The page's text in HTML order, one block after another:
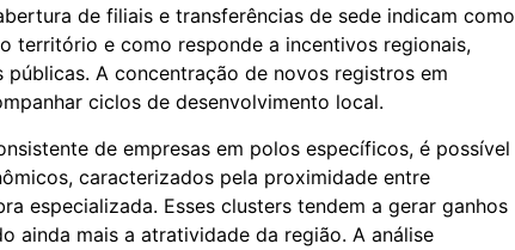
de filiais e transferências de sede indicam como
território e como responde a incentivos regionais,
A concentração de novos registros em
ciclos de desenvolvimento local.
de empresas em polos específicos, é possível
caracterizados pela proximidade entre
especializada. Esses clusters tendem a gerar ganhos
ainda mais a atratividade da região. A análise